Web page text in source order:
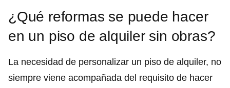
¿Qué reformas se puede hacer
en un piso de alquiler sin obras?
La necesidad de personalizar un piso de alquiler, no
siempre viene acompañada del requisito de hacer